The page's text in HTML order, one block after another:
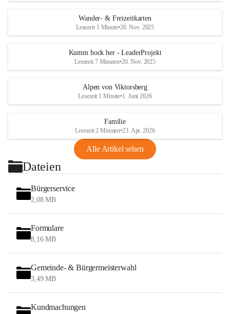
Wander- & Freizeitkarten
Lesezeit 1 Minute•20. Nov. 2025
Kumm hock her - LeaderProjekt
Lesezeit 7 Minuten•20. Nov. 2025
Alpen von Viktorsberg
Lesezeit 1 Minute•1. Juni 2026
Familie
Lesezeit 2 Minuten•23. Apr. 2026
Alle Artikel sehen
Dateien
Bürgerservice
2,08 MB
Formulare
8,16 MB
Gemeinde- & Bürgermeisterwahl
3,49 MB
Kundmachungen